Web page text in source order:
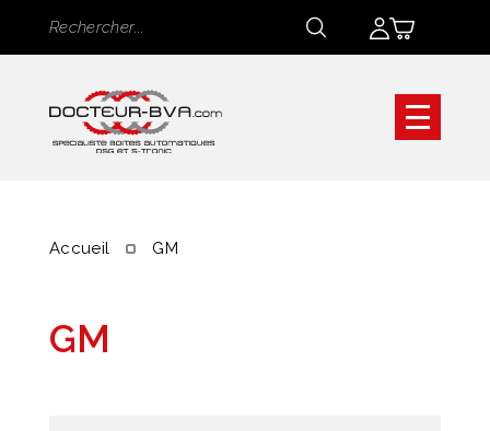
Rechercher
Rechercher
Accueil GM
GM